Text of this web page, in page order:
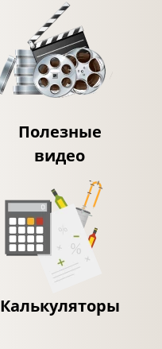
Полезные
видео
Калькуляторы